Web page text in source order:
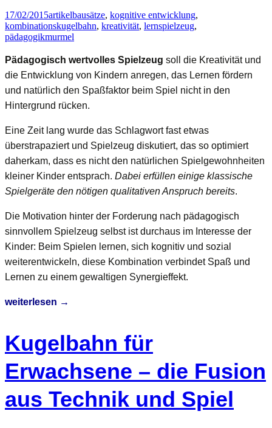
17/02/2015artikelbausätze, kognitive entwicklung,
kombinationskugelbahn, kreativität, lernspielzeug,
pädagogikmurmel
Pädagogisch wertvolles Spielzeug soll die Kreativität und
die Entwicklung von Kindern anregen, das Lernen fördern
und natürlich den Spaßfaktor beim Spiel nicht in den
Hintergrund rücken.
Eine Zeit lang wurde das Schlagwort fast etwas
überstrapaziert und Spielzeug diskutiert, das so optimiert
daherkam, dass es nicht den natürlichen Spielgewohnheiten
kleiner Kinder entsprach. Dabei erfüllen einige klassische
Spielgeräte den nötigen qualitativen Anspruch bereits.
Die Motivation hinter der Forderung nach pädagogisch
sinnvollem Spielzeug selbst ist durchaus im Interesse der
Kinder: Beim Spielen lernen, sich kognitiv und sozial
weiterentwickeln, diese Kombination verbindet Spaß und
Lernen zu einem gewaltigen Synergieffekt.
Pädagogisch
–
die
Kugelbahn
Spiel-
weiterlesen →
Kugelbahn für
Erwachsene – die Fusion
aus Technik und Spiel